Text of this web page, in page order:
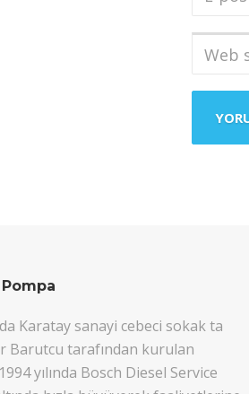
Adresi*
Web
Karatay sanayi cebeci sokak ta
Barutcu tarafından kurulan
yılında Bosch Diesel Service